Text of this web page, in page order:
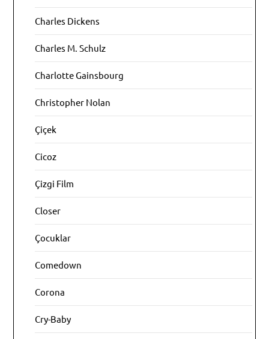
Charles Dickens
Charles M. Schulz
Charlotte Gainsbourg
Christopher Nolan
Çiçek
Cicoz
Çizgi Film
Closer
Çocuklar
Comedown
Corona
Cry-Baby